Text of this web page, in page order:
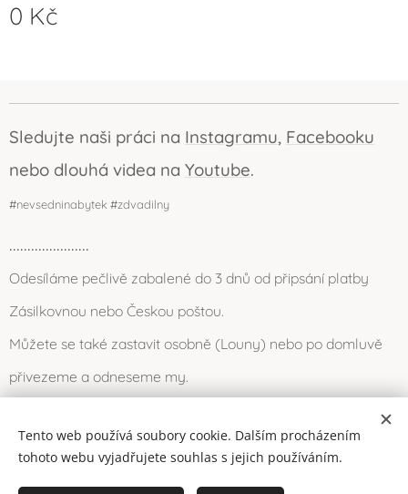
0 Kč
Sledujte naši práci na Instagramu, Facebooku
nebo dlouhá videa na Youtube.
#nevsedninabytek #zdvadilny
......................
Odesíláme pečlivě zabalené do 3 dnů od připsání platby
Zásilkovnou nebo Českou poštou.
Můžete se také zastavit osobně (Louny) nebo po domluvě
přivezeme a odneseme my.
2016-2026 © Dvadílna (všechna práva vyhrazena) Cookies
Tento web používá soubory cookie. Dalším procházením
tohoto webu vyjadřujete souhlas s jejich používáním.